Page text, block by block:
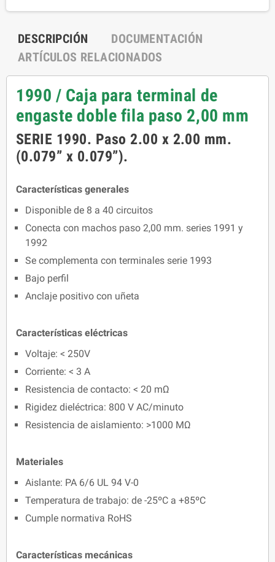
DESCRIPCIÓN
DOCUMENTACIÓN
ARTÍCULOS RELACIONADOS
1990 / Caja para terminal de
engaste doble fila paso 2,00 mm
SERIE 1990. Paso 2.00 x 2.00 mm.
(0.079” x 0.079”).
Características generales
Disponible de 8 a 40 circuitos
Conecta con machos paso 2,00 mm. series 1991 y
1992
Se complementa con terminales serie 1993
Bajo perfil
Anclaje positivo con uñeta
Características eléctricas
Voltaje: < 250V
Corriente: < 3 A
Resistencia de contacto: < 20 mΩ
Rigidez dieléctrica: 800 V AC/minuto
Resistencia de aislamiento: >1000 MΩ
Materiales
Aislante: PA 6/6 UL 94 V-0
Temperatura de trabajo: de -25ºC a +85ºC
Cumple normativa RoHS
Características mecánicas